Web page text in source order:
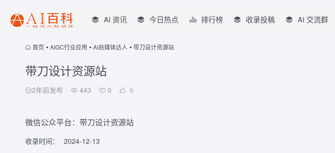
AI 资讯 今日热点 排行榜 收录投稿 AI 交流群
首页 • AIGC行业应用 • AI自媒体达人 • 带刀设计资源站
带刀设计资源站
2年前发布 443 0 0
微信公众平台：带刀设计资源站
收录时间：
2024-12-13